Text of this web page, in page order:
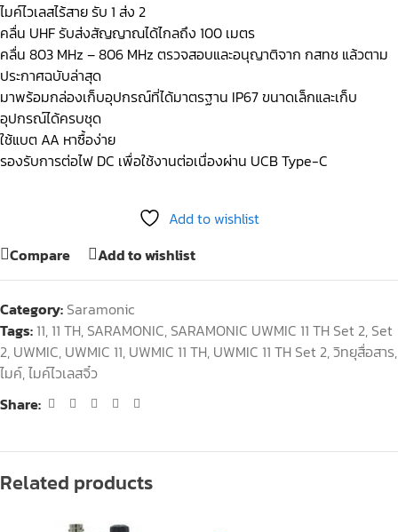
ไมค์ไวเลสไร้สาย รับ 1 ส่ง 2
คลื่น UHF รับส่งสัญญาณได้ไกลถึง 100 เมตร
คลื่น 803 MHz – 806 MHz ตรวจสอบและอนุญาติจาก กสทช แล้วตาม
ประกาศฉบับล่าสุด
มาพร้อมกล่องเก็บอุปกรณ์ที่ได้มาตรฐาน IP67 ขนาดเล็กและเก็บ
อุปกรณ์ได้ครบชุด
ใช้แบต AA หาซื้อง่าย
รองรับการต่อไฟ DC เพื่อใช้งานต่อเนื่องผ่าน UCB Type-C
Add to wishlist
Compare
Add to wishlist
Category: Saramonic
Tags: 11, 11 TH, SARAMONIC, SARAMONIC UWMIC 11 TH Set 2, Set
2, UWMIC, UWMIC 11, UWMIC 11 TH, UWMIC 11 TH Set 2,วิทยุสื่อสาร,
ไมค์,ไมค์ไวเลสจิ๋ว
Share:
Related products